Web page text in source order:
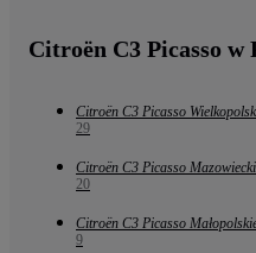
Citroën C3 Picasso w
Citroën C3 Picasso
29
Citroën C3 Picasso
20
Citroën C3 Picasso
9